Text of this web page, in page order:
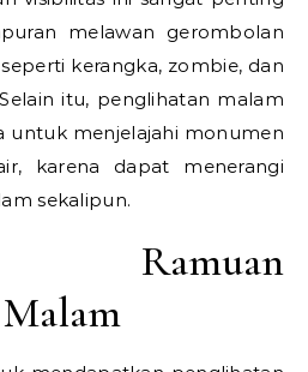
melawan gerombolan
kerangka, zombie, dan
itu, penglihatan malam
untuk menjelajahi monumen
karena dapat menerangi
sekalipun.
Ramuan